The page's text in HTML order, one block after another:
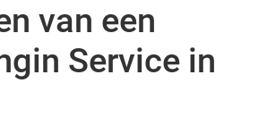
van een
Service in